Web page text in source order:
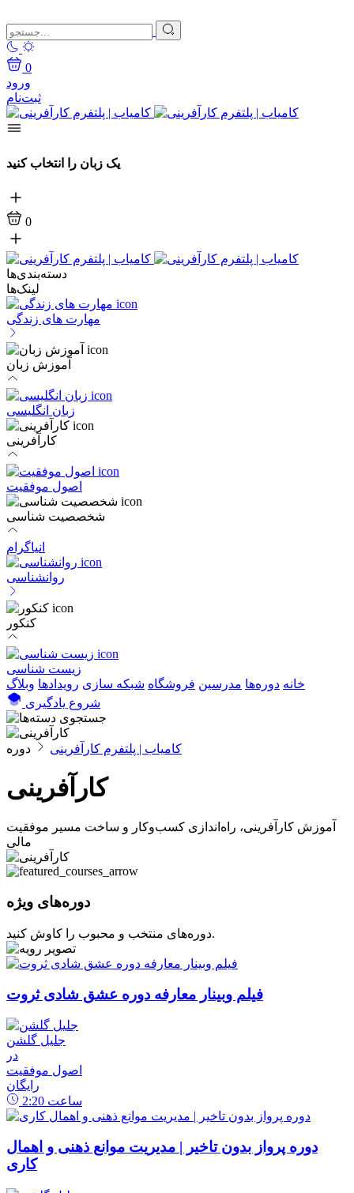
0
ورود
ثبت‌نام
یک زبان را انتخاب کنید
0
دسته‌بندی‌ها
لینک‌ها
مهارت های زندگی
آموزش زبان
زبان انگلیسی
کارآفرینی
اصول موفقیت
شخصصیت شناسی
انیاگرام
روانشناسی
کنکور
زیست شناسی
خانه دوره‌ها مدرسین فروشگاه شبکه سازی رویداد‌ها وبلاگ
شروع یادگیری
کامیاب | پلتفرم کارآفرینی
کارآفرینی
آموزش کارآفرینی، راه‌اندازی کسب‌وکار و ساخت مسیر موفقیت
مالی
دوره‌های ویژه
دوره‌های منتخب و محبوب را کاوش کنید.
فیلم وبینار معارفه دوره عشق شادی ثروت
جلیل گلشن
در
اصول موفقیت
رایگان
2:20 ساعت
دوره پرواز بدون تاخیر | مدیریت موانع ذهنی و اهمال
کاری